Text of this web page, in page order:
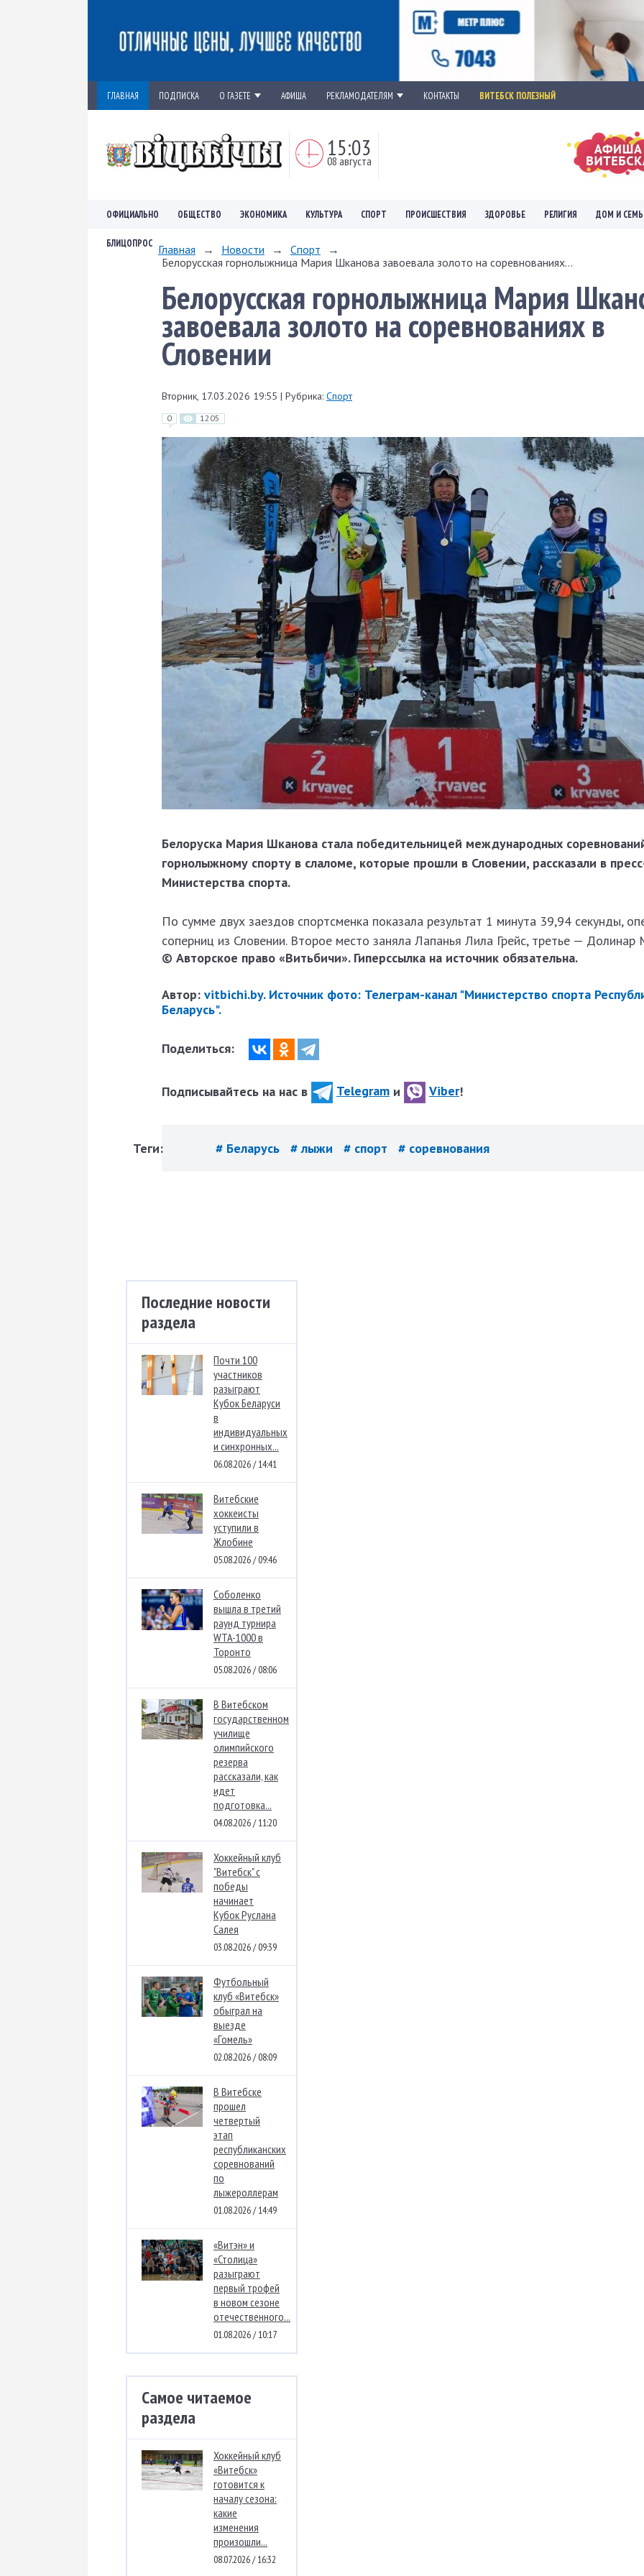
ГЛАВНАЯ ПОДПИСКА О ГАЗЕТЕ АФИША РЕКЛАМОДАТЕЛЯМ КОНТАКТЫ ВИТЕБСК ПОЛЕЗНЫЙ
15:03
08 августа
ОФИЦИАЛЬНО ОБЩЕСТВО ЭКОНОМИКА КУЛЬТУРА СПОРТ ПРОИСШЕСТВИЯ ЗДОРОВЬЕ РЕЛИГИЯ ДОМ И
БЛИЦОПРОС Главная → Новости → Спорт
→
Белорусская горнолыжница Мария Шканова завоевала золото на соревнованиях...
Белорусская горнолыжница Мария
завоевала золото на соревнованиях в
Словении
Вторник, 17.03.2026 19:55 | Рубрика: Спорт
0 1205
Белоруска Мария Шканова стала победительницей международных
горнолыжному спорту в слаломе, которые прошли в Словении, рассказали в
Министерства спорта.
По сумме двух заездов спортсменка показала результат 1 минута 39,94 секунды,
соперниц из Словении. Второе место заняла Лапанья Лила Грейс, третье — Долинар
© Авторское право «Витьбичи». Гиперссылка на источник обязательна.
Автор: vitbichi.by. Источник фото: Телеграм-канал "Министерство спорта
Беларусь".
Поделиться:
Подписывайтесь на нас в Telegram и Viber!
Теги: # Беларусь # лыжи # спорт # соревнования
Последние новости
раздела
Почти 100
участников
разыграют
Кубок Беларуси
в
индивидуальных
и синхронных...
06.08.2026 / 14:41
Витебские
хоккеисты
уступили в
Жлобине
05.08.2026 / 09:46
Соболенко
вышла в третий
раунд турнира
WTA-1000 в
Торонто
05.08.2026 / 08:06
В Витебском
государственном
училище
олимпийского
резерва
рассказали, как
идет
подготовка...
04.08.2026 / 11:20
Хоккейный клуб
"Витебск" с
победы
начинает
Кубок Руслана
Салея
03.08.2026 / 09:39
Футбольный
клуб «Витебск»
обыграл на
выезде
«Гомель»
02.08.2026 / 08:09
В Витебске
прошел
четвертый
этап
республиканских
соревнований
по
лыжероллерам
01.08.2026 / 14:49
«Витэн» и
«Столица»
разыграют
первый трофей
в новом сезоне
отечественного...
01.08.2026 / 10:17
Самое читаемое
раздела
Хоккейный клуб
«Витебск»
готовится к
началу сезона:
какие
изменения
произошли...
08.07.2026 / 16:32